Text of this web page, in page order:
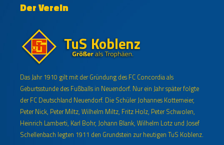
Der Verein
Das Jahr 1910 gilt mit der Gründung des FC Concordia als
Geburtsstunde des Fußballs in Neuendorf. Nur ein Jahr später folgte
der FC Deutschland Neuendorf. Die Schüler Johannes Kottemeier,
Peter Nick, Peter Miltz, Wilhelm Miltz, Fritz Holz, Peter Schwolen,
Heinrich Lamberti, Karl Bohr, Johann Blank, Wilhelm Lotz und Josef
Schellenbach legten 1911 den Grundstein zur heutigen TuS Koblenz.